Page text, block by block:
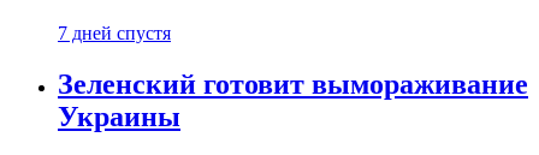
7 дней спустя
Зеленский готовит вымораживание
Украины